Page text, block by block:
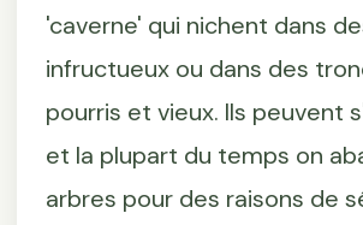
'caverne' qui nichent dans
infructueux ou dans des
pourris et vieux. Ils peuvent
et la plupart du temps on
arbres pour des raisons de